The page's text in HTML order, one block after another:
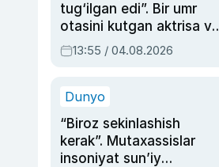
tug‘ilgan edi”. Bir umr
otasini kutgan aktrisa va
dublyaj ustasi Rimma
Ahmedovaning
13:55 / 04.08.2026
Dunyo
“Biroz sekinlashish
kerak”. Mutaxassislar
insoniyat sun’iy